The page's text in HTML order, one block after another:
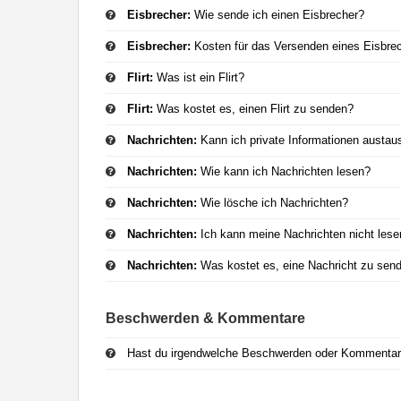
Eisbrecher: Wie sende ich einen Eisbrecher?
Eisbrecher: Kosten für das Versenden eines
Flirt: Was ist ein Flirt?
Flirt: Was kostet es, einen Flirt zu senden?
Nachrichten: Kann ich private Informationen
Nachrichten: Wie kann ich Nachrichten lesen?
Nachrichten: Wie lösche ich Nachrichten?
Nachrichten: Ich kann meine Nachrichten nicht
Nachrichten: Was kostet es, eine Nachricht zu
Beschwerden & Kommentare
Hast du irgendwelche Beschwerden oder